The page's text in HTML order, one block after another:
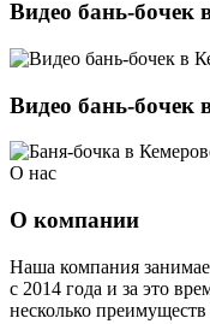
Видео бань-бочек
Видео бань-бочек
О нас
О компании
Наша компания
с 2014 года и за это
несколько